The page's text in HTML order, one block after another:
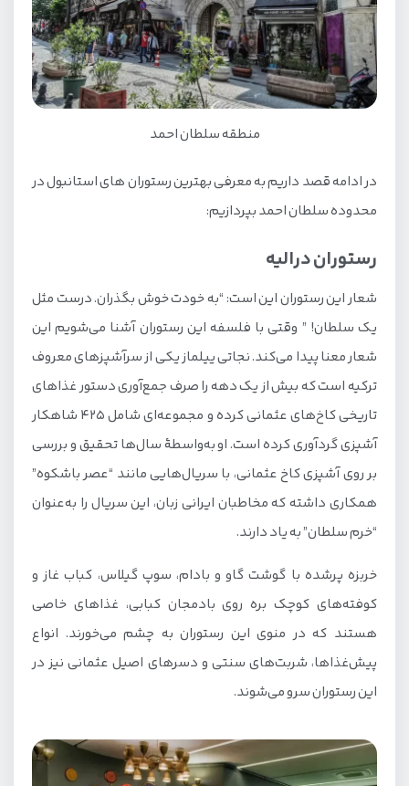
منطقه سلطان احمد
در ادامه قصد داریم به معرفی بهترین رستوران های استانبول در
محدوده سلطان احمد بپردازیم:
رستوران درالیه
شعار این رستوران این است: “به خودت خوش بگذران. درست مثل
یک سلطان! ” وقتی با فلسفه این رستوران آشنا می‌شویم این
شعار معنا پیدا می‌کند. نجاتی ییلماز یکی از سرآشپزهای معروف
ترکیه است که بیش از یک دهه را صرف جمع‌آوری دستور غذاهای
تاریخی کاخ‌های عثمانی کرده و مجموعه‌ای شامل ۴۲۵ شاهکار
آشپزی گردآوری کرده است. او به‌واسطهٔ سال‌ها تحقیق و بررسی
بر روی آشپزی کاخ عثمانی، با سریال‌هایی مانند “عصر باشکوه”
همکاری داشته که مخاطبان ایرانی زبان، این سریال را به‌عنوان
“خرم سلطان” به یاد دارند.
خربزه پرشده با گوشت گاو و بادام، سوپ گیلاس، کباب غاز و
کوفته‌های کوچک بره روی بادمجان کبابی، غذاهای خاصی
هستند که در منوی این رستوران به چشم می‌خورند. انواع
پیش‌غذاها، شربت‌های سنتی و دسرهای اصیل عثمانی نیز در
این رستوران سرو می‌شوند.